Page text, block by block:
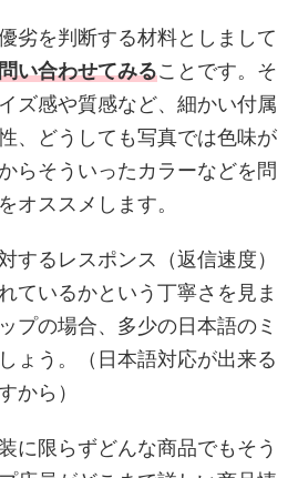
劣を判断する材料としまして
い合わせてみることです。そ
ズ感や質感など、細かい付属
、どうしても写真では色味が
らそういったカラーなどを問
オススメします。
するレスポンス（返信速度）
ているかという丁寧さを見ま
プの場合、多少の日本語のミ
ょう。（日本語対応が出来る
から）
に限らずどんな商品でもそう